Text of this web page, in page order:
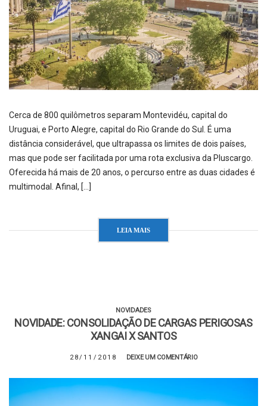
Cerca de 800 quilômetros separam Montevidéu, capital do
Uruguai, e Porto Alegre, capital do Rio Grande do Sul. É uma
distância considerável, que ultrapassa os limites de dois países,
mas que pode ser facilitada por uma rota exclusiva da Pluscargo.
Oferecida há mais de 20 anos, o percurso entre as duas cidades é
multimodal. Afinal, […]
LEIA MAIS
NOVIDADES
NOVIDADE: CONSOLIDAÇÃO DE CARGAS PERIGOSAS
XANGAI X SANTOS
28/11/2018 DEIXE UM COMENTÁRIO